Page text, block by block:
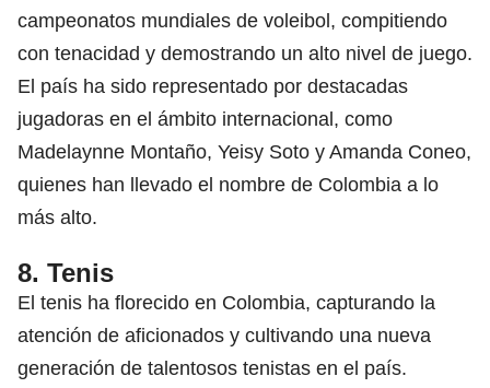
campeonatos mundiales de voleibol, compitiendo
con tenacidad y demostrando un alto nivel de juego.
El país ha sido representado por destacadas
jugadoras en el ámbito internacional, como
Madelaynne Montaño, Yeisy Soto y Amanda Coneo,
quienes han llevado el nombre de Colombia a lo
más alto.
8. Tenis
El tenis ha florecido en Colombia, capturando la
atención de aficionados y cultivando una nueva
generación de talentosos tenistas en el país.